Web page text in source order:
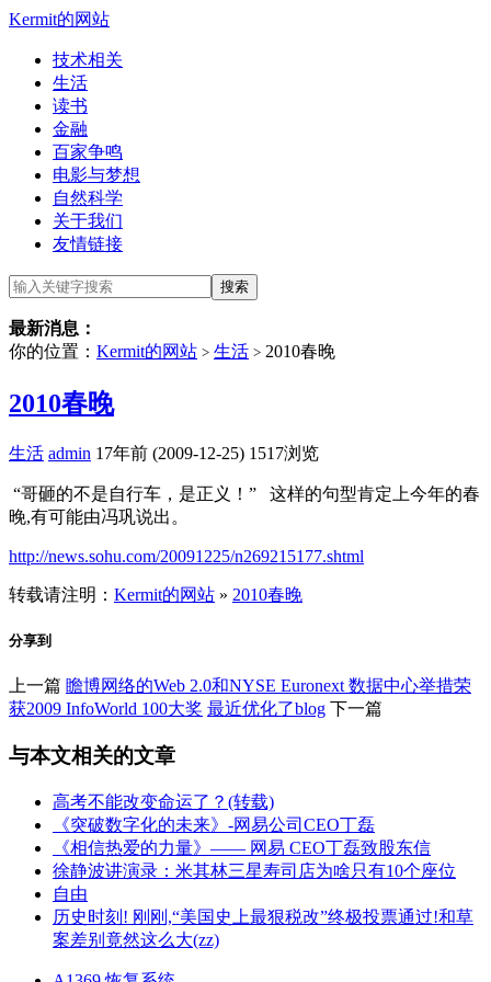
Kermit的网站
技术相关
生活
读书
金融
百家争鸣
电影与梦想
自然科学
关于我们
友情链接
最新消息：
你的位置： Kermit的网站 > 生活 > 2010春晚
2010春晚
生活 admin 17年前 (2009-12-25) 1517浏览
“哥砸的不是自行车，是正义！” 这样的句型肯定上今年的春
晚,有可能由冯巩说出。
http://news.sohu.com/20091225/n269215177.shtml
转载请注明： Kermit的网站 » 2010春晚
分享到
上一篇 瞻博网络的Web 2.0和NYSE Euronext 数据中心举措荣
获2009 InfoWorld 100大奖 最近优化了blog 下一篇
与本文相关的文章
高考不能改变命运了？(转载)
《突破数字化的未来》-网易公司CEO丁磊
《相信热爱的力量》—— 网易 CEO丁磊致股东信
徐静波讲演录：米其林三星寿司店为啥只有10个座位
自由
历史时刻! 刚刚,“美国史上最狠税改”终极投票通过!和草
案差别竟然这么大(zz)